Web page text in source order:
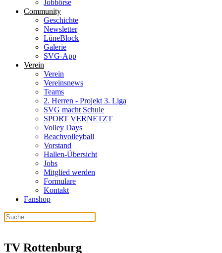
Jobbörse
Community
Geschichte
Newsletter
LüneBlock
Galerie
SVG-App
Verein
Verein
Vereinsnews
Teams
2. Herren - Projekt 3. Liga
SVG macht Schule
SPORT VERNETZT
Volley Days
Beachvolleyball
Vorstand
Hallen-Übersicht
Jobs
Mitglied werden
Formulare
Kontakt
Fanshop
TV Rottenburg